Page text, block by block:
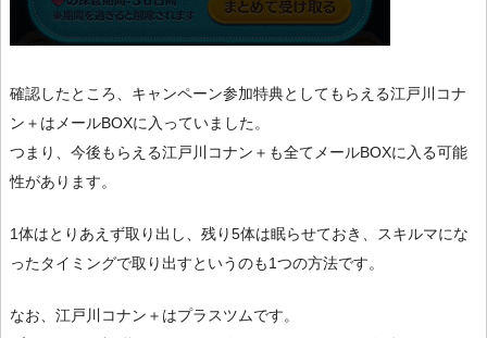
確認したところ、キャンペーン参加特典としてもらえる江戸川コナ
ン＋はメールBOXに入っていました。
つまり、今後もらえる江戸川コナン＋も全てメールBOXに入る可能
性があります。
1体はとりあえず取り出し、残り5体は眠らせておき、スキルマにな
ったタイミングで取り出すというのも1つの方法です。
なお、江戸川コナン＋はプラスツムです。